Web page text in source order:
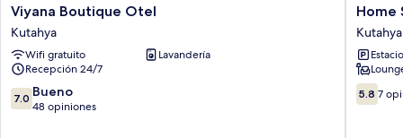
Viyana
Boutique
Otel
Kutahya
Viyana Boutique Otel
Kutahya
Wifi gratuito
Lavandería
Recepción 24/7
7.0
de
7.0 Bueno
48 opiniones
Home
Suit
apart
otel
Kutahya
Home
Kutahya
5.8
de
5.8 7